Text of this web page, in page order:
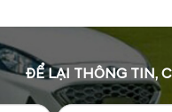
ĐỂ LẠI THÔNG TIN,